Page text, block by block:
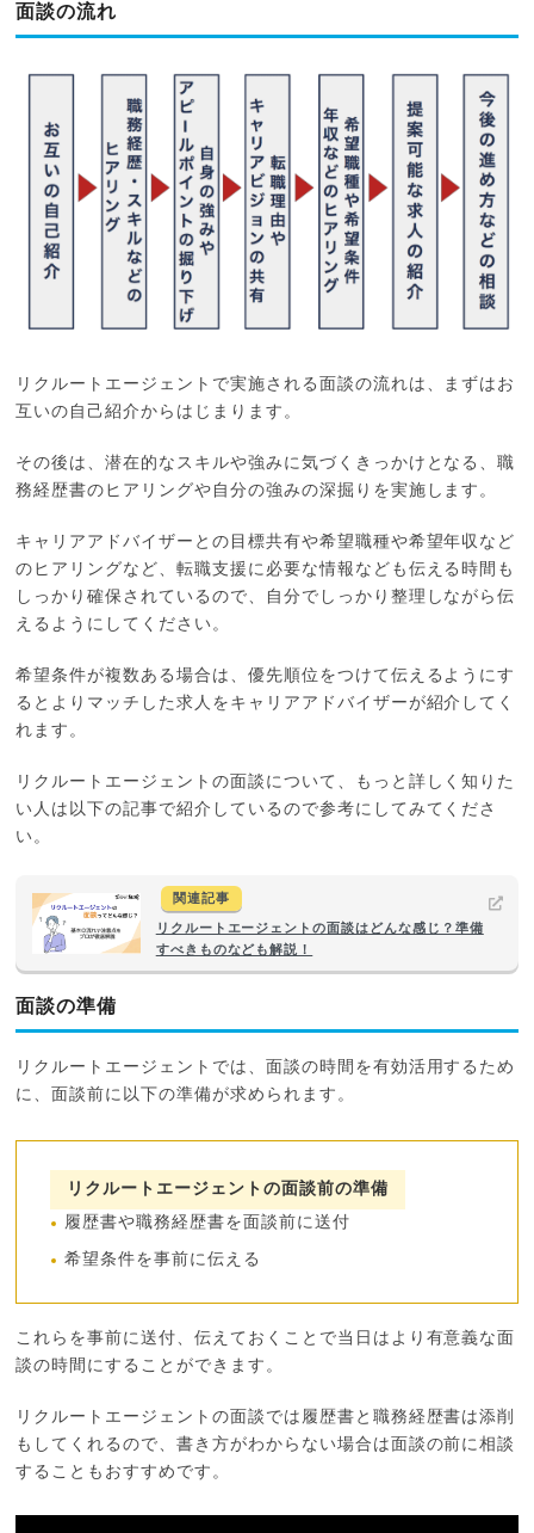
面談の流れ
リクルートエージェントで実施される面談の流れは、まずはお
互いの自己紹介からはじまります。
その後は、潜在的なスキルや強みに気づくきっかけとなる、職
務経歴書のヒアリングや自分の強みの深掘りを実施します。
キャリアアドバイザーとの目標共有や希望職種や希望年収など
のヒアリングなど、転職支援に必要な情報なども伝える時間も
しっかり確保されているので、自分でしっかり整理しながら伝
えるようにしてください。
希望条件が複数ある場合は、優先順位をつけて伝えるようにす
るとよりマッチした求人をキャリアアドバイザーが紹介してく
れます。
リクルートエージェントの面談について、もっと詳しく知りた
い人は以下の記事で紹介しているので参考にしてみてくださ
い。
関連記事
リクルートエージェントの面談はどんな感じ？準備
すべきものなども解説！
面談の準備
リクルートエージェントでは、面談の時間を有効活用するため
に、面談前に以下の準備が求められます。
リクルートエージェントの面談前の準備
履歴書や職務経歴書を面談前に送付
希望条件を事前に伝える
これらを事前に送付、伝えておくことで当日はより有意義な面
談の時間にすることができます。
リクルートエージェントの面談では履歴書と職務経歴書は添削
もしてくれるので、書き方がわからない場合は面談の前に相談
することもおすすめです。